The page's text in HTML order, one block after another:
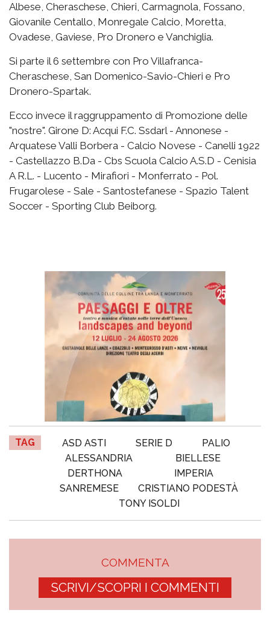
Albese, Cheraschese, Chieri, Carmagnola, Fossano,
Giovanile Centallo, Monregale Calcio, Moretta,
Ovadese, Gaviese, Pro Dronero e Vanchiglia.
Si parte il 6 settembre con Pro Villafranca-
Cheraschese, San Domenico-Savio-Chieri e Pro
Dronero-Spartak.
Ecco invece il raggruppamento di Promozione delle
"nostre". Girone D: Acqui F.C. Ssdarl - Annonese -
Arquatese Valli Borbera - Calcio Novese - Canelli 1922
- Castellazzo B.Da - Cbs Scuola Calcio A.S.D - Cenisia
A R.L. - Lucento - Mirafiori - Monferrato - Pol.
Frugarolese - Sale - Santostefanese - Spazio Talent
Soccer - Sporting Club Beiborg.
TAG ASD ASTI SERIE D
PALIO
ALESSANDRIA
BIELLESE
DERTHONA
IMPERIA
SANREMESE
CRISTIANO PODESTÀ
TONY ISOLDI
COMMENTA
SCRIVI/SCOPRI I COMMENTI